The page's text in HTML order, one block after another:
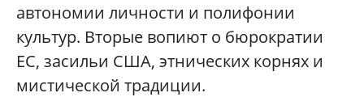
автономии личности и полифонии
культур. Вторые вопиют о бюрократии
ЕС, засильи США, этнических корнях и
мистической традиции.